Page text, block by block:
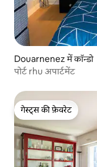
Douarnenez में कॉन्डो
पोर्ट rhu अपार्टमेंट
गेस्ट्स की फ़ेवरेट
गेस्ट्स की फ़ेवरेट